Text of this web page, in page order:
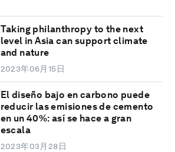
Taking philanthropy to the next
level in Asia can support climate
and nature
2023年06月15日
El diseño bajo en carbono puede
reducir las emisiones de cemento
en un 40%: así se hace a gran
escala
2023年03月28日